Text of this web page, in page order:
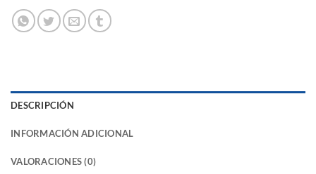
DESCRIPCIÓN
INFORMACIÓN ADICIONAL
VALORACIONES (0)